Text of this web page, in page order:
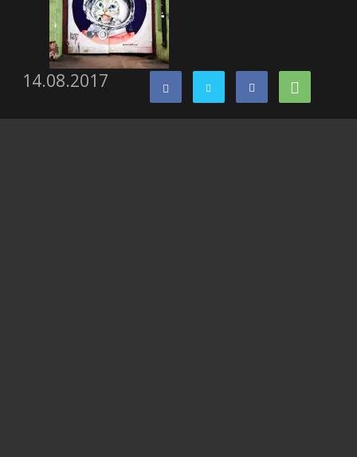
14.08.2017